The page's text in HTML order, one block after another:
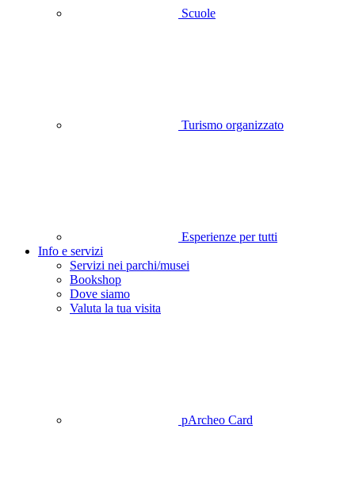
Scuole
Turismo organizzato
Esperienze per tutti
Info e servizi
Servizi nei parchi/musei
Bookshop
Dove siamo
Valuta la tua visita
pArcheo Card